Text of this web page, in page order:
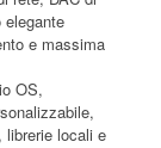
elegante
e massima
OS,
locali e